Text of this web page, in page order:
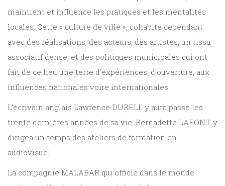
maintient et influence les pratiques et les mentalités
locales. Cette « culture de ville », cohabite cependant
avec des réalisations, des acteurs, des artistes, un tissu
associatif dense, et des politiques municipales qui ont
fait de ce lieu une terre d’expériences, d’ouverture, aux
influences nationales voire internationales.
L’écrivain anglais Lawrence DURELL y aura passé les
trente dernières années de sa vie. Bernadette LAFONT y
dirigea un temps des ateliers de formation en
audiovisuel.
La compagnie MALABAR qui officie dans le monde